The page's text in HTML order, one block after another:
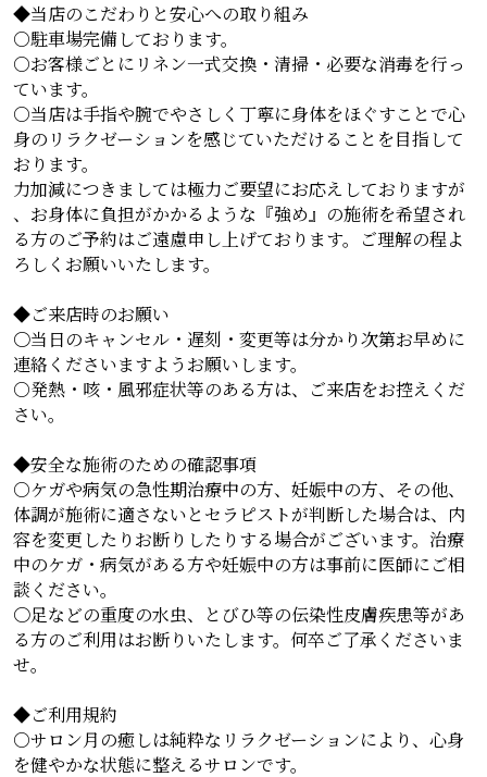
◆当店のこだわりと安心への取り組み
○駐車場完備しております。
○お客様ごとにリネン一式交換・清掃・必要な消毒を行っ
ています。
○当店は手指や腕でやさしく丁寧に身体をほぐすことで心
身のリラクゼーションを感じていただけることを目指して
おります。
力加減につきましては極力ご要望にお応えしておりますが
、お身体に負担がかかるような『強め』の施術を希望され
る方のご予約はご遠慮申し上げております。ご理解の程よ
ろしくお願いいたします。
◆ご来店時のお願い
〇当日のキャンセル・遅刻・変更等は分かり次第お早めに
連絡くださいますようお願いします。
○発熱・咳・風邪症状等のある方は、ご来店をお控えくだ
さい。
◆安全な施術のための確認事項
○ケガや病気の急性期治療中の方、妊娠中の方、その他、
体調が施術に適さないとセラピストが判断した場合は、内
容を変更したりお断りしたりする場合がございます。治療
中のケガ・病気がある方や妊娠中の方は事前に医師にご相
談ください。
〇足などの重度の水虫、とびひ等の伝染性皮膚疾患等があ
る方のご利用はお断りいたします。何卒ご了承くださいま
せ。
◆ご利用規約
○サロン月の癒しは純粋なリラクゼーションにより、心身
を健やかな状態に整えるサロンです。